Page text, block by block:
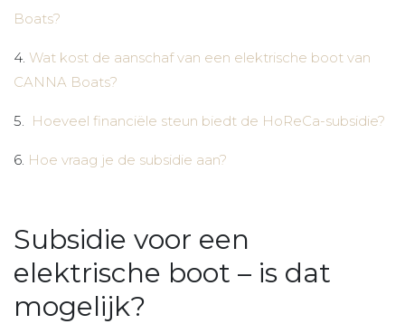
Boats?
4. Wat kost de aanschaf van een elektrische boot van
CANNA Boats?
5. Hoeveel financiële steun biedt de HoReCa-subsidie?
6. Hoe vraag je de subsidie aan?
Subsidie voor een
elektrische boot – is dat
mogelijk?